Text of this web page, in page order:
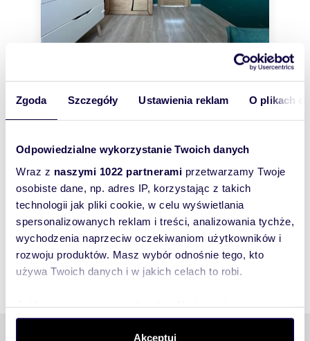
Zgoda Szczegóły Ustawienia reklam O plikach
Odpowiedzialne wykorzystanie Twoich danych
Wraz z naszymi 1022 partnerami przetwarzamy Twoje
osobiste dane, np. adres IP, korzystając z takich
technologii jak pliki cookie, w celu wyświetlania
spersonalizowanych reklam i treści, analizowania tychże,
wychodzenia naprzeciw oczekiwaniom użytkowników i
rozwoju produktów. Masz wybór odnośnie tego, kto
używa Twoich danych i w jakich celach to robi.
Gromadzić dane dotyczące Twojej lokalizacji
Akceptuj
399 999 zł
mieszkanie Płock, Szarych Szeregów 19